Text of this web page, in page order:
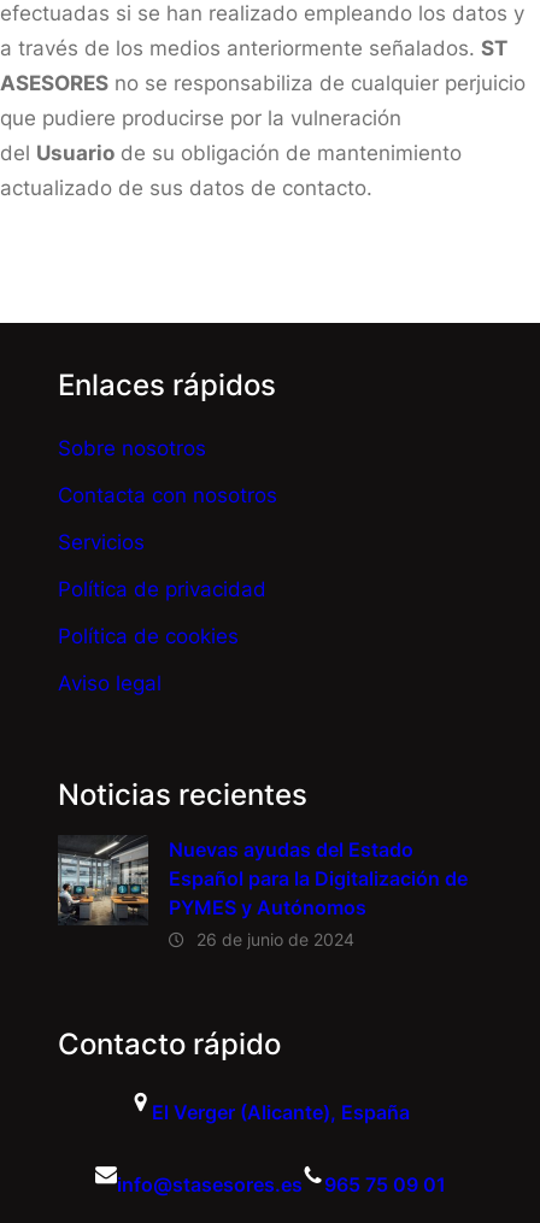
efectuadas si se han realizado empleando los datos y
a través de los medios anteriormente señalados. ST
ASESORES no se responsabiliza de cualquier perjuicio
que pudiere producirse por la vulneración
del Usuario de su obligación de mantenimiento
actualizado de sus datos de contacto.
Enlaces rápidos
Sobre nosotros
Contacta con nosotros
Servicios
Política de privacidad
Política de cookies
Aviso legal
Noticias recientes
Nuevas ayudas del Estado
Español para la Digitalización de
PYMES y Autónomos
26 de junio de 2024
Contacto rápido
El Verger (Alicante), España
info@stasesores.es 965 75 09 01